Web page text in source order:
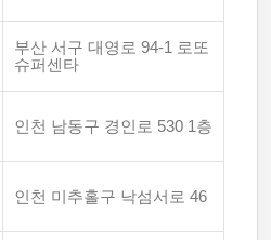
부산 서구 대영로 94-1 로또
슈퍼센타
인천 남동구 경인로 530 1층
인천 미추홀구 낙섬서로 46